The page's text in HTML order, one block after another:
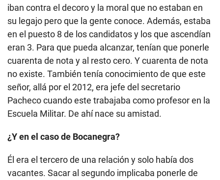
iban contra el decoro y la moral que no estaban en
su legajo pero que la gente conoce. Además, estaba
en el puesto 8 de los candidatos y los que ascendían
eran 3. Para que pueda alcanzar, tenían que ponerle
cuarenta de nota y al resto cero. Y cuarenta de nota
no existe. También tenía conocimiento de que este
señor, allá por el 2012, era jefe del secretario
Pacheco cuando este trabajaba como profesor en la
Escuela Militar. De ahí nace su amistad.
¿Y en el caso de Bocanegra?
Él era el tercero de una relación y solo había dos
vacantes. Sacar al segundo implicaba ponerle de